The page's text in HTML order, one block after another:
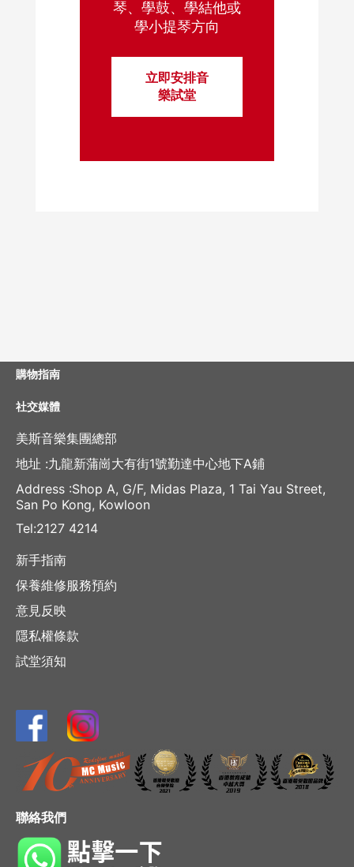
琴、學鼓、學結他或
學小提琴方向
立即安排音
樂試堂
購物指南
社交媒體
美斯音樂集團總部
地址 :九龍新蒲崗大有街1號勤達中心地下A鋪
Address :Shop A, G/F, Midas Plaza, 1 Tai Yau Street,
San Po Kong, Kowloon
Tel:2127 4214
新手指南
保養維修服務預約
意見反映
隱私權條款
試堂須知
聯絡我們